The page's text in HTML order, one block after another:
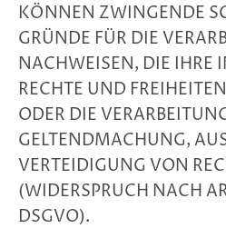
KÖNNEN ZWINGENDE
GRÜNDE FÜR DIE
NACHWEISEN, DIE IHRE
RECHTE UND
ODER DIE
GELTENDMACHUNG,
VERTEIDIGUNG VON
(WIDERSPRUCH NACH
DSGVO).